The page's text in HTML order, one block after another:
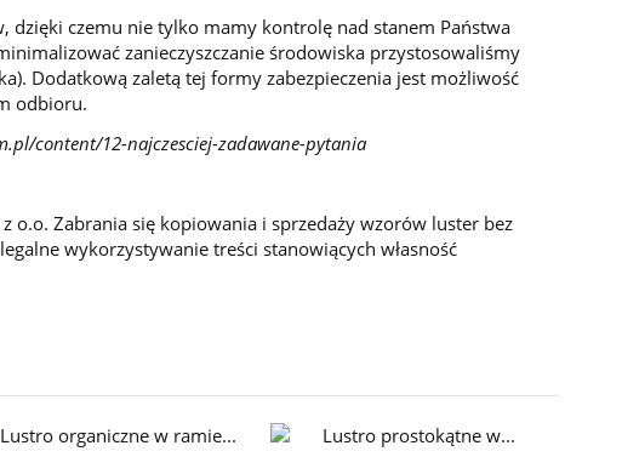
dzięki czemu nie tylko mamy kontrolę nad stanem Państwa
zanieczyszczanie środowiska przystosowaliśmy
Dodatkową zaletą tej formy zabezpieczenia jest możliwość
odbioru.
content/12-najczesciej-zadawane-pytania
o.o. Zabrania się kopiowania i sprzedaży wzorów luster bez
wykorzystywanie treści stanowiących własność